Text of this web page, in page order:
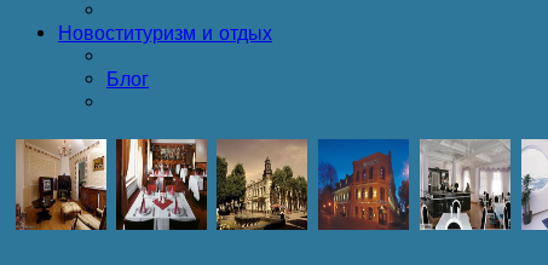
Новоституризм и отдых
Блог